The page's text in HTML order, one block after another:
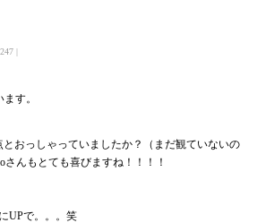
|
す。
とおっしゃっていましたか？（まだ観ていないの
んもとても喜びますね！！！！
UPで。。。笑